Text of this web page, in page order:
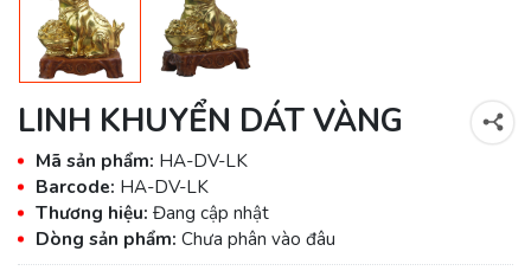
LINH KHUYỂN DÁT VÀNG
Mã sản phẩm: HA-DV-LK
Barcode: HA-DV-LK
Thương hiệu: Đang cập nhật
Dòng sản phẩm: Chưa phân vào đâu